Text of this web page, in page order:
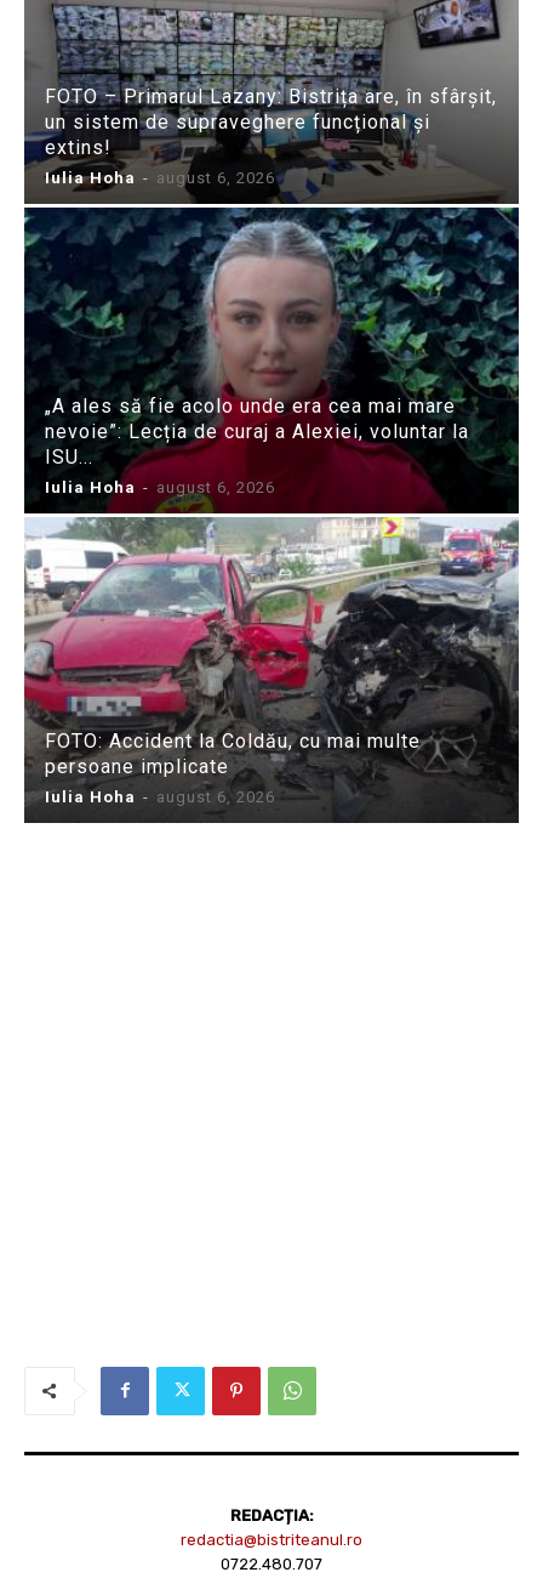
FOTO – Primarul Lazany: Bistrița are, în sfârșit,
un sistem de supraveghere funcțional și
extins!
Iulia Hoha - august 6, 2026
„A ales să fie acolo unde era cea mai mare
nevoie”: Lecția de curaj a Alexiei, voluntar la
ISU...
Iulia Hoha - august 6, 2026
FOTO: Accident la Coldău, cu mai multe
persoane implicate
Iulia Hoha - august 6, 2026
REDACȚIA:
redactia@bistriteanul.ro
0722.480.707